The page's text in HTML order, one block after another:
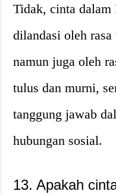
Tidak, cinta dalam
dilandasi oleh
namun juga oleh
tulus dan murni,
tanggung jawab
hubungan sosial.
13. Apakah